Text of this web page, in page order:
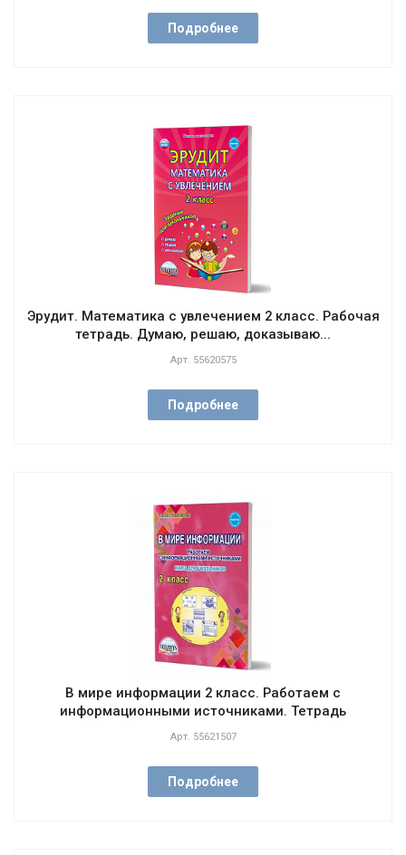
Подробнее
Эрудит. Математика с увлечением 2 класс. Рабочая
тетрадь. Думаю, решаю, доказываю...
Арт. 55620575
Подробнее
В мире информации 2 класс. Работаем с
информационными источниками. Тетрадь
Арт. 55621507
Подробнее